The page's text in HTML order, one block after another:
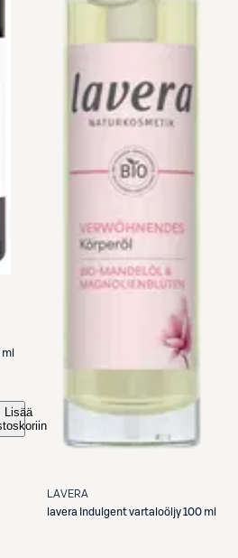
Lisää
LAVERA
lavera Indulgent vartaloöljy 100 ml